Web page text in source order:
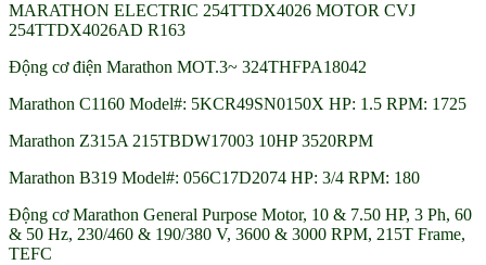
MARATHON ELECTRIC 254TTDX4026 MOTOR CVJ
254TTDX4026AD R163
Động cơ điện Marathon MOT.3~ 324THFPA18042
Marathon C1160 Model#: 5KCR49SN0150X HP: 1.5 RPM: 1725
Marathon Z315A 215TBDW17003 10HP 3520RPM
Marathon B319 Model#: 056C17D2074 HP: 3/4 RPM: 180
Động cơ Marathon General Purpose Motor, 10 & 7.50 HP, 3 Ph, 60
& 50 Hz, 230/460 & 190/380 V, 3600 & 3000 RPM, 215T Frame,
TEFC